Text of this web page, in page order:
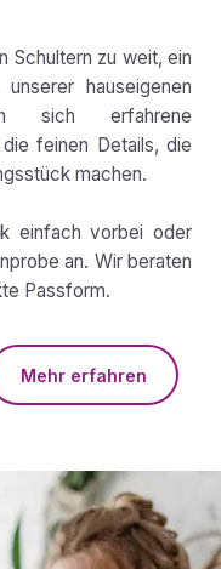
Schultern zu weit, ein
hauseigenen
sich erfahrene
feinen Details, die
machen.
einfach vorbei oder
an. Wir beraten
Passform.
Mehr erfahren